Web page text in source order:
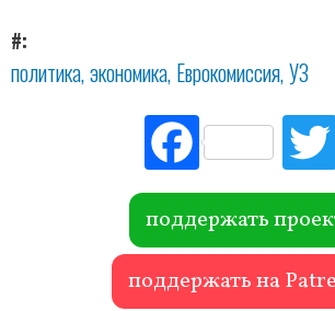
#
политика экономика Еврокомиссия УЗ
Fac
ebo
ok
поддержать
поддержать на